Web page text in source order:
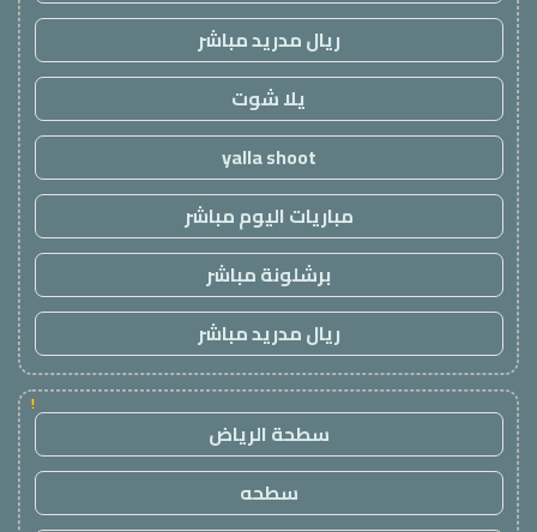
ريال مدريد مباشر
يلا شوت
yalla shoot
مباريات اليوم مباشر
برشلونة مباشر
ريال مدريد مباشر
!
سطحة الرياض
سطحه